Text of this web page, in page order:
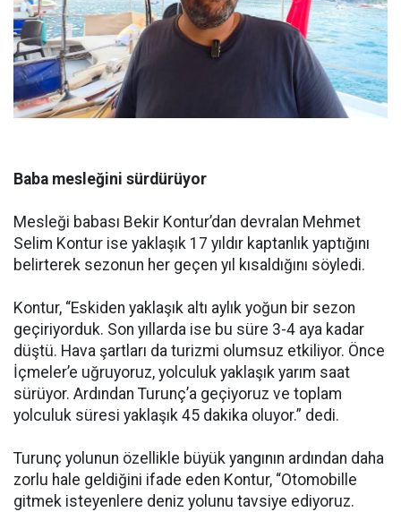
Baba mesleğini sürdürüyor
Mesleği babası Bekir Kontur’dan devralan Mehmet
Selim Kontur ise yaklaşık 17 yıldır kaptanlık yaptığını
belirterek sezonun her geçen yıl kısaldığını söyledi.
Kontur, “Eskiden yaklaşık altı aylık yoğun bir sezon
geçiriyorduk. Son yıllarda ise bu süre 3-4 aya kadar
düştü. Hava şartları da turizmi olumsuz etkiliyor. Önce
İçmeler’e uğruyoruz, yolculuk yaklaşık yarım saat
sürüyor. Ardından Turunç’a geçiyoruz ve toplam
yolculuk süresi yaklaşık 45 dakika oluyor.” dedi.
Turunç yolunun özellikle büyük yangının ardından daha
zorlu hale geldiğini ifade eden Kontur, “Otomobille
gitmek isteyenlere deniz yolunu tavsiye ediyoruz.